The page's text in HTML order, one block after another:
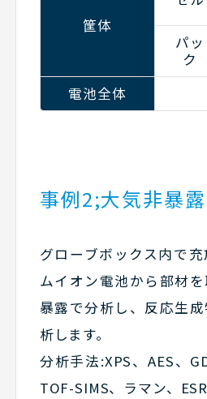
筐体
パッ
ク
電池全体
事例2;大気非暴
グローブボックス内で
ムイオン電池から部材
暴露で分析し、反応生
析します。
分析手法:XPS、AES、
TOF-SIMS、ラマン、